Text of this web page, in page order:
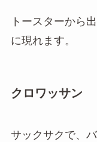
トースターから
に現れます。
クロワッサン
サックサクで、